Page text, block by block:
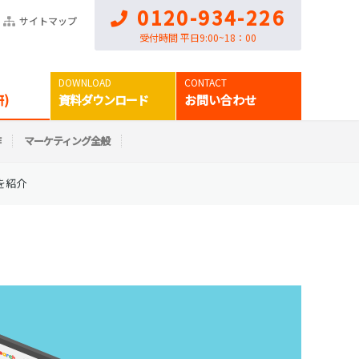
サイトマップ 0120-934-226
受付時間 平日9:00~18：00
) 資料ダウンロード お問い合わせ
マーケティング全般
紹介